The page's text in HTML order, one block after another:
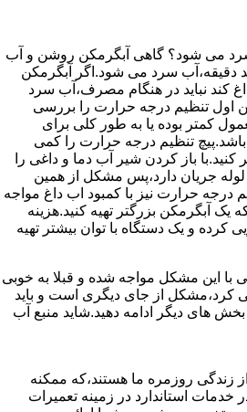
می شود؟ گاهی آبگرمکن روشن و آب
دقیقه،آب سرد می شود.اگر آبگرمکن
داغ کند نباید در هنگام مصرف،آب سرد
اول تنظیم درجه حرارت را بررسی
کمتر بوده یا به طور کلی برای
تنظیم درجه حرارت را کمی
باز کردن شیر آب دما و داغی را
جریان دارد،پس مشکل از همین
درجه حرارت نیز با کمبود اب داغ مواجه
آبگرمکن بزرگتر تهیه کنید.هزینه
کرده و یک دستگاه با توان بیشتر تهیه
با این مشکل مواجه شده و قبلا به خوبی
کرد،مشکل از جای دیگری است و باید
های دیگر ادامه دهید.شاید منبع آب
روزمره ما هستند،که ممکنه
استاندارد در زمینه تعمیرات